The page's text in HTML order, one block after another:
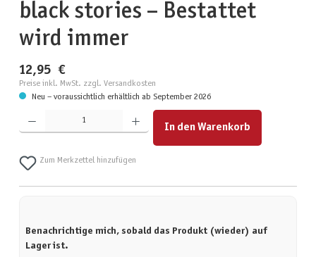
black stories – Bestattet
wird immer
12,95 €
Preise inkl. MwSt. zzgl. Versandkosten
Neu – voraussichtlich erhältlich ab September 2026
Produkt Anzahl: Gib den gewünschten Wert ein oder benutze die Schaltflächen um die Anzahl zu
In den Warenkorb
Zum Merkzettel hinzufügen
Benachrichtige mich, sobald das Produkt (wieder) auf
Lager ist.